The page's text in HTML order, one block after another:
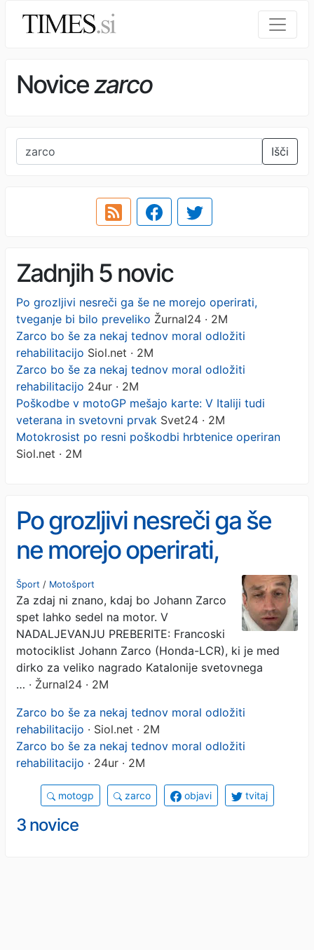
Novicezarco
Išči
Zadnjih 5 novic
Po grozljivi nesreči ga še ne morejo operirati,
tveganje bi bilo preveliko Žurnal24 · 2M
Zarco bo še za nekaj tednov moral odložiti
rehabilitacijo Siol.net · 2M
Zarco bo še za nekaj tednov moral odložiti
rehabilitacijo 24ur · 2M
Poškodbe v motoGP mešajo karte: V Italiji tudi
veterana in svetovni prvak Svet24 · 2M
Motokrosist po resni poškodbi hrbtenice operiran
Siol.net · 2M
Po grozljivi nesreči ga še
ne morejo operirati,
tveganje bi bilo preveliko
Šport / Motošport
Za zdaj ni znano, kdaj bo Johann Zarco
spet lahko sedel na motor. V
NADALJEVANJU PREBERITE: Francoski
motociklist Johann Zarco (Honda-LCR), ki je med
dirko za veliko nagrado Katalonije svetovnega
… · Žurnal24 · 2M
Zarco bo še za nekaj tednov moral odložiti
rehabilitacijo · Siol.net · 2M
Zarco bo še za nekaj tednov moral odložiti
rehabilitacijo · 24ur · 2M
motogp zarco objavi tvitaj
3 novice